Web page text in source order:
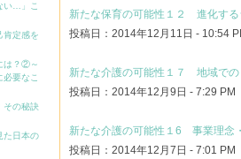
い…」こ
肯定感を
は？②～
要なこ
その秘訣
た日本の
新たな保育の可能性１２ 進化す
投稿日：2014年12月11日 - 10:54
新たな介護の可能性１７ 地域で
投稿日：2014年12月9日 - 7:29 PM
新たな介護の可能性１6 事業理
投稿日：2014年12月7日 - 7:01 PM